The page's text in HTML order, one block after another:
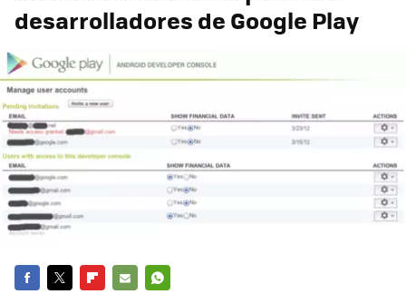
desarrolladores de Google Play